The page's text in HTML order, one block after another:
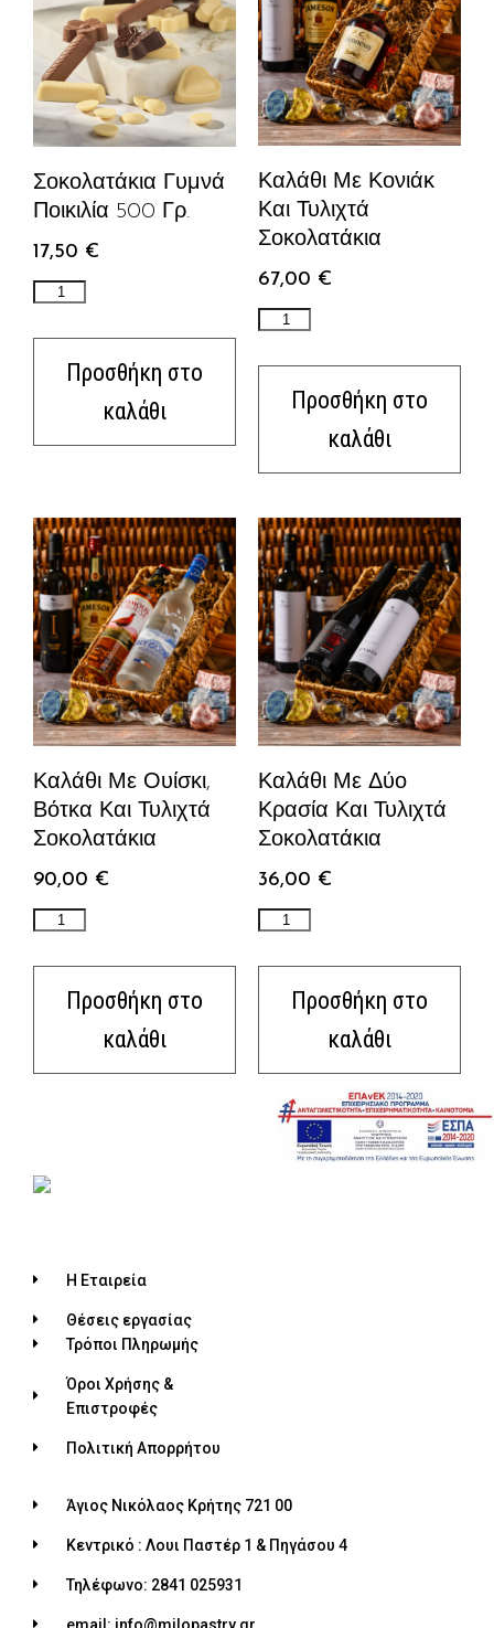
Σοκολατάκια Γυμνά
Ποικιλία 500 Γρ.
17,50 €
Προσθήκη στο
καλάθι
Καλάθι Με Κονιάκ
Και Τυλιχτά
Σοκολατάκια
67,00 €
Προσθήκη στο
καλάθι
Καλάθι Με Ουίσκι,
Βότκα Και Τυλιχτά
Σοκολατάκια
90,00 €
Προσθήκη στο
καλάθι
Καλάθι Με Δύο
Κρασία Και Τυλιχτά
Σοκολατάκια
36,00 €
Προσθήκη στο
καλάθι
Η Εταιρεία
Θέσεις εργασίας
Τρόποι Πληρωμής
Όροι Χρήσης &
Επιστροφές
Πολιτική Απορρήτου
Άγιος Νικόλαος Κρήτης 721 00
Κεντρικό : Λουι Παστέρ 1 & Πηγάσου 4
Τηλέφωνο: 2841 025931
email: info@milopastry.gr